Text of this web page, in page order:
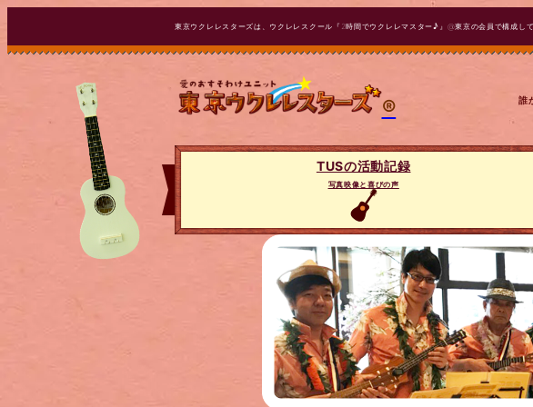
東京ウクレレスターズは、ウクレレスクール『2時間でウクレレマスター♪』@東京の会員で構成して
® 誰
TUSの活動記録
写真映像と喜びの声